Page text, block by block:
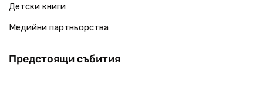
Детски книги
Медийни партньорства
Предстоящи събития